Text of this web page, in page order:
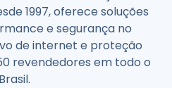
1997, oferece soluções
e segurança no
de internet e proteção
revendedores em todo o
Brasil.